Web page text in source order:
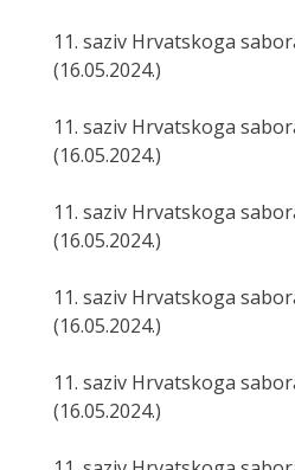
11. saziv Hrvatskoga
(16.05.2024.)
11. saziv Hrvatskoga
(16.05.2024.)
11. saziv Hrvatskoga
(16.05.2024.)
11. saziv Hrvatskoga
(16.05.2024.)
11. saziv Hrvatskoga
(16.05.2024.)